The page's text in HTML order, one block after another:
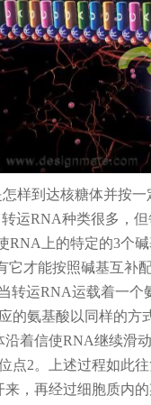
样到达核糖体并按
运RNA种类很多，
RNA上的特定的3个
才能按照碱基互补配
转运RNA运载着一
的氨基酸以同样的
着信使RNA继续滑
点2。上述过程如此
再经过细胞质内的